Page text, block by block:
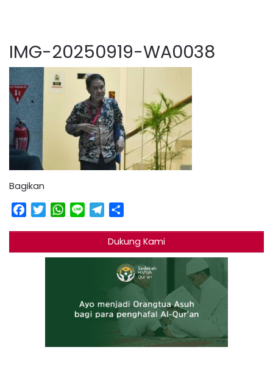
IMG-20250919-WA0038
Bagikan
Facebook
TwitterWhatsApp
Line Telegram
Dukung Kami